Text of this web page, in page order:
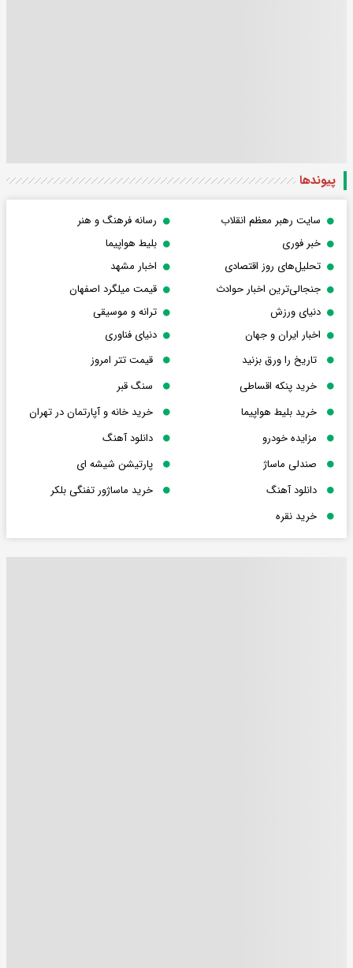
پیوندها
سایت رهبر معظم انقلاب
رسانه فرهنگ و هنر
خبر فوری
بلیط هواپیما
تحلیل‌های روز اقتصادی
اخبار مشهد
جنجالی‌ترین اخبار حوادث
قیمت میلگرد اصفهان
دنیای ورزش
ترانه و موسیقی
اخبار ایران و جهان
دنیای فناوری
تاریخ را ورق بزنید
قیمت تتر امروز
خرید پنکه اقساطی
سنگ قبر
خرید بلیط هواپیما
خرید خانه و آپارتمان در تهران
مزایده خودرو
دانلود آهنگ
صندلی ماساژ
پارتیشن شیشه ای
دانلود آهنگ
خرید ماساژور تفنگی بلکر
خرید نقره